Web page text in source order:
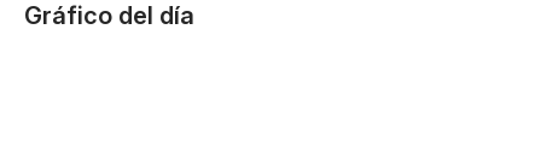
Gráfico del día